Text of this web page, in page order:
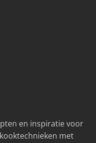
en inspiratie voor
met